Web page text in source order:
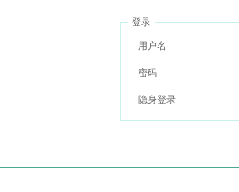
登录
用户名
密码
隐身登录